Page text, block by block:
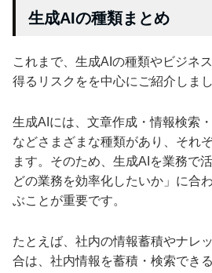
生成AIの種類まとめ
これまで、生成AIの種類やビジネ
得るリスクをを中心にご紹介しまし
生成AIには、文章作成・情報検索
などさまざまな種類があり、それ
ます。そのため、生成AIを業務で
どの業務を効率化したいか」に合
ぶことが重要です。
たとえば、社内の情報蓄積やナレ
合は、社内情報を蓄積・検索でき